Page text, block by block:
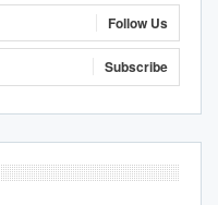
Follow Us
Subscribe